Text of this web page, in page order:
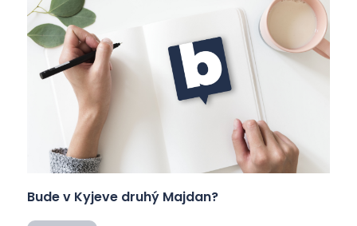
Bude v Kyjeve druhý Majdan?